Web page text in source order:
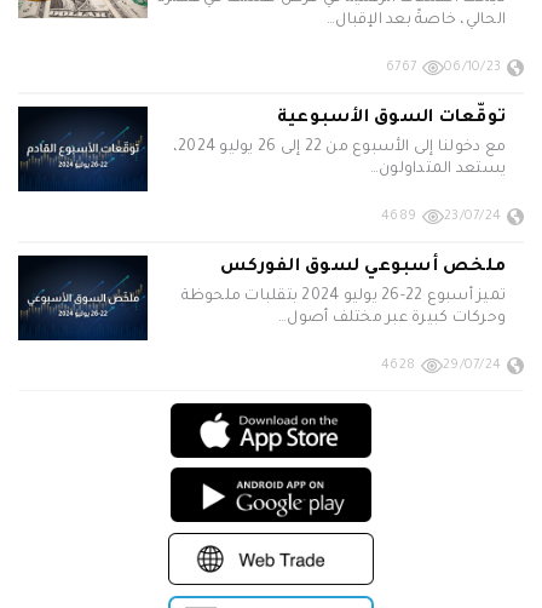
الحالي، خاصةً بعد الإقبال…
06/10/23
6767
توقّعات السوق الأسبوعية
مع دخولنا إلى الأسبوع من 22 إلى 26 يوليو 2024،
يستعد المتداولون…
23/07/24
4689
ملخص أسبوعي لسوق الفوركس
تميز أسبوع 22-26 يوليو 2024 بتقلبات ملحوظة
وحركات كبيرة عبر مختلف أصول…
29/07/24
4628